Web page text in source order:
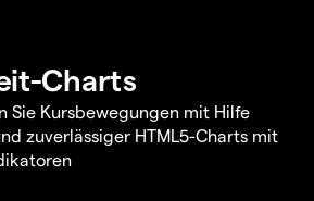
Charts
Sie Kursbewegungen mit Hilfe
zuverlässiger HTML5-Charts mit